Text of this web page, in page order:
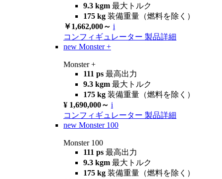
9.3 kgm 最大トルク
175 kg 装備重量（燃料を除く）
￥1,662,000～ i
コンフィギュレーター 製品詳細
new Monster +
Monster +
111 ps 最高出力
9.3 kgm 最大トルク
175 kg 装備重量（燃料を除く）
¥ 1,690,000～ i
コンフィギュレーター 製品詳細
new Monster 100
Monster 100
111 ps 最高出力
9.3 kgm 最大トルク
175 kg 装備重量（燃料を除く）